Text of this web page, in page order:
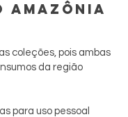
AMAZÔNIA
coleções, pois ambas
da região
para uso pessoal